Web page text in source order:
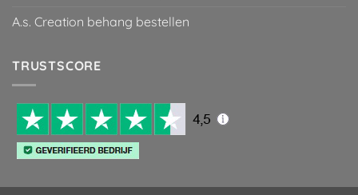
A.s. Creation behang bestellen
TRUSTSCORE